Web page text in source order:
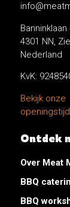
Banninklaan
4301 NN,
Nederland
KvK:
Bekijk onze
Ontdek
Over Meat
BBQ
BBQ